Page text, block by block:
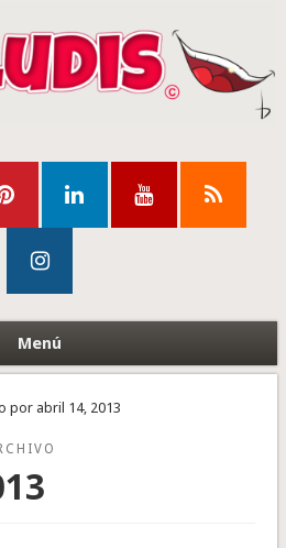
Menú
por abril 14, 2013